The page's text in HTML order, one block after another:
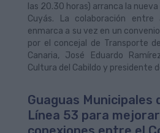
las 20.30 horas) arranca la
Cuyás. La colaboración entre
enmarca a su vez en un
por el concejal de Transporte
Canaria, José Eduardo
Cultura del Cabildo y presidente
Guaguas Municipales
Línea 53 para